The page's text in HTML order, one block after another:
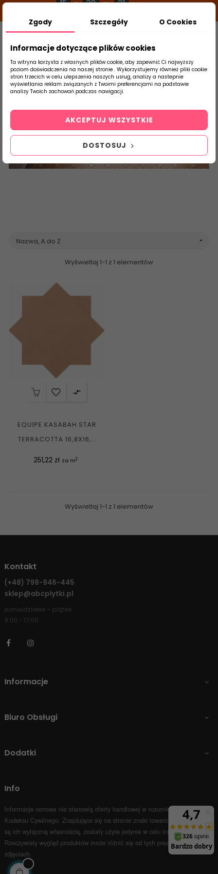
15 g 39 m 21 s
Szukaj
produktu
Strona Główna Płytki Łazienkowe
Kasbah
Nazwa, A do Z 
Wyświetlaj 1-1 z 1 elementów

EQUIPE KASABAH STAR
TERRACOTTA 16,8X16,8
Cena
251,22 zł za m2
Wyświetlaj 1-1 z 1 elementów
Kontakt
(+48) 798-946-445
sklep@abcplytki.pl
poniedziałek - piątek
8:00 - 17:00
Facebook
Informacje 
Biuro Obsługi 
Dodatki 
Info
Informacje cenowe nie stanowią oferty handlowej w rozumieniu Art.66 par.1
Kodeksu Cywilnego. Znajdujące się na stronie znaki towarowe i nazwy firm
są ich wyłączną własnością, zostały użyte jedynie w celu informacyjnym.
Rzeczywisty wygląd produktów może różnić się od tych prezentowanych na
zdjęciach.
Zgody Szczegóły O Cookies
Informacje dotyczące plików cookies
Ta witryna korzysta z własnych plików cookie, aby zapewnić Ci najwyższy
poziom doświadczenia na naszej stronie . Wykorzystujemy również pliki cookie
stron trzecich w celu ulepszenia naszych usług, analizy a nastepnie
wyświetlania reklam związanych z Twoimi preferencjami na podstawie
analizy Twoich zachowań podczas nawigacji.
DOSTOSUJ
AKCEPTUJ WSZYSTKIE